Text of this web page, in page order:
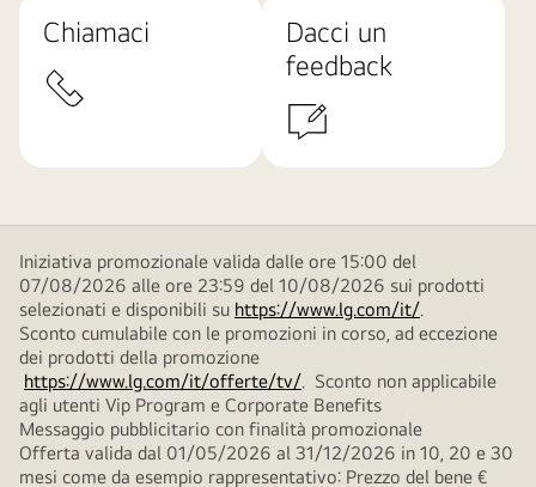
Chiamaci
Dacci un
feedback
Iniziativa promozionale valida dalle ore 15:00 del
07/08/2026 alle ore 23:59 del 10/08/2026 sui prodotti
selezionati e disponibili su https://www.lg.com/it/.
Sconto cumulabile con le promozioni in corso, ad eccezione
dei prodotti della promozione
https://www.lg.com/it/offerte/tv/. Sconto non applicabile
agli utenti Vip Program e Corporate Benefits
Messaggio pubblicitario con finalità promozionale
Offerta valida dal 01/05/2026 al 31/12/2026 in 10, 20 e 30
mesi come da esempio rappresentativo: Prezzo del bene €